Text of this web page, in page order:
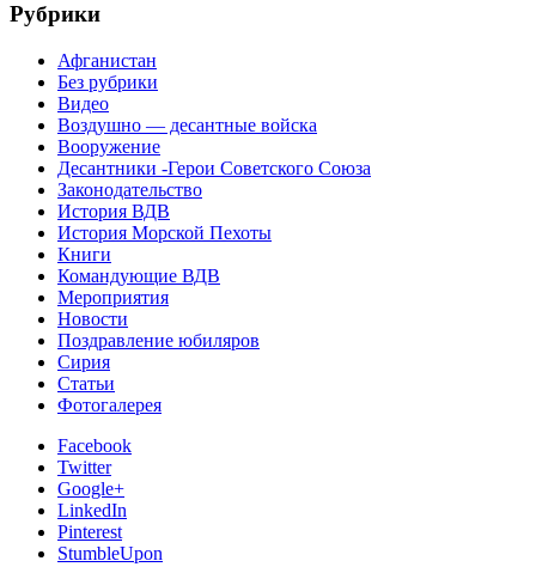
Рубрики
Афганистан
Без рубрики
Видео
Воздушно — десантные войска
Вооружение
Десантники -Герои Советского Союза
Законодательство
История ВДВ
История Морской Пехоты
Книги
Командующие ВДВ
Мероприятия
Новости
Поздравление юбиляров
Сирия
Статьи
Фотогалерея
Facebook
Twitter
Google+
LinkedIn
Pinterest
StumbleUpon